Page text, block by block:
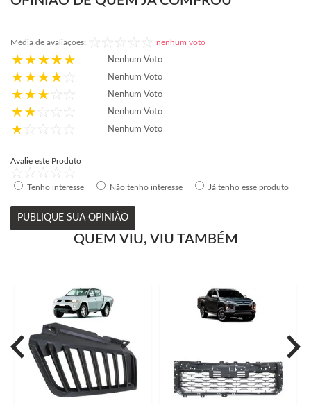
Média de avaliações: nenhum voto
Nenhum Voto
Nenhum Voto
Nenhum Voto
Nenhum Voto
Nenhum Voto
Avalie este Produto
Tenho interesse Não tenho interesse Já tenho esse produto
PUBLIQUE SUA OPINIÃO
QUEM VIU, VIU TAMBÉM